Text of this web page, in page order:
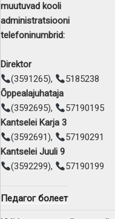
muutuvad kooli
administratsiooni
telefoninumbrid:
Direktor
(3591265),
5185238
Õppealajuhataja
(3592695),
57190195
Kantselei Karja 3
(3592691),
57190291
Kantselei Juuli 9
(3592299),
57190199
Педагог болеет